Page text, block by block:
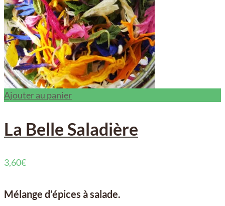
Ajouter au panier
La Belle Saladière
3,60€
Mélange d’épices à salade.